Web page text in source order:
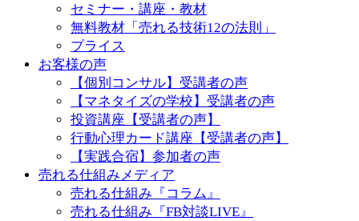
セミナー・講座・教材
無料教材「売れる技術12の法則」
プライス
お客様の声
【個別コンサル】受講者の声
【マネタイズの学校】受講者の声
投資講座【受講者の声】
行動心理カード講座【受講者の声】
【実践合宿】参加者の声
売れる仕組みメディア
売れる仕組み『コラム』
売れる仕組み『FB対談LIVE』